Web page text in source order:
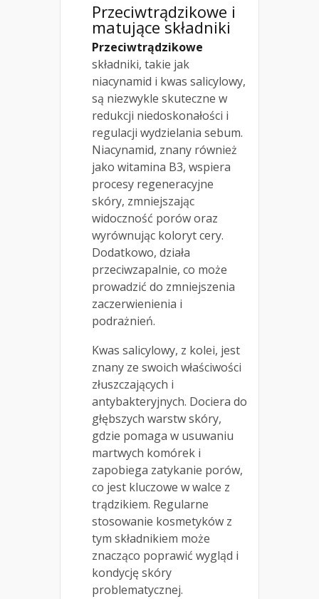
Przeciwtrądzikowe i
matujące składniki
Przeciwtrądzikowe
składniki, takie jak
niacynamid i kwas salicylowy,
są niezwykle skuteczne w
redukcji niedoskonałości i
regulacji wydzielania sebum.
Niacynamid, znany również
jako witamina B3, wspiera
procesy regeneracyjne
skóry, zmniejszając
widoczność porów oraz
wyrównując koloryt cery.
Dodatkowo, działa
przeciwzapalnie, co może
prowadzić do zmniejszenia
zaczerwienienia i
podrażnień.
Kwas salicylowy, z kolei, jest
znany ze swoich właściwości
złuszczających i
antybakteryjnych. Dociera do
głębszych warstw skóry,
gdzie pomaga w usuwaniu
martwych komórek i
zapobiega zatykanie porów,
co jest kluczowe w walce z
trądzikiem. Regularne
stosowanie kosmetyków z
tym składnikiem może
znacząco poprawić wygląd i
kondycję skóry
problematycznej.